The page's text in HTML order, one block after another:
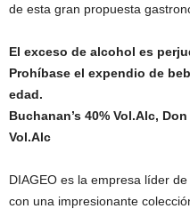
de esta gran propuesta
El exceso de alcohol es
Prohíbase el expendio de
edad.
Buchanan’s 40% Vol.Alc,
Vol.Alc
DIAGEO es la empresa líder
con una impresionante